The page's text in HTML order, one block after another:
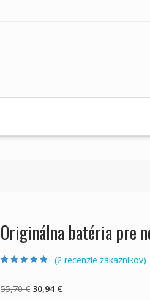
Originálna batéria pre
zákazníckych
recenzií
(2 recenzie zákazníkov)
55,70€ Pôvodná
30,94 €Aktuálna